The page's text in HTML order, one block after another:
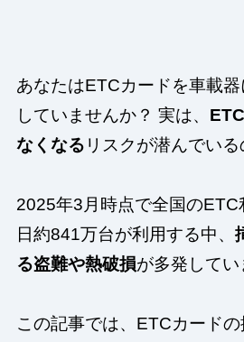
あなたはETCカードを車載
していませんか？ 実は、
なくなる リスクが潜んでいる
2025年3月時点で全国の
日約841万台が利用する中、
る盗難や熱破損が多発してい
この記事では、ETCカード